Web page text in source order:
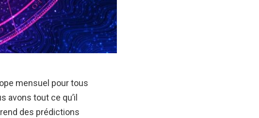
mensuel pour tous
avons tout ce qu’il
des prédictions